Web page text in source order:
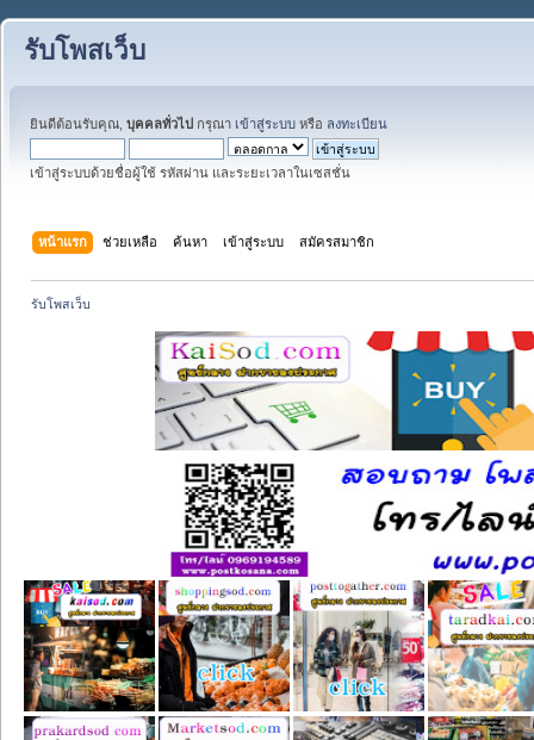
รับโพสเว็บ
ยินดีต้อนรับคุณ, บุคคลทั่วไป กรุณา เข้าสู่ระบบ หรือ ลงทะเบียน
เข้าสู่ระบบด้วยชื่อผู้ใช้ รหัสผ่าน และระยะเวลาในเซสชั่น
หน้าแรก ช่วยเหลือ ค้นหา เข้าสู่ระบบ สมัครสมาชิก
รับโพสเว็บ